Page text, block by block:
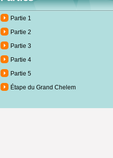
Partie 1
Partie 2
Partie 3
Partie 4
Partie 5
Étape du Grand Chelem